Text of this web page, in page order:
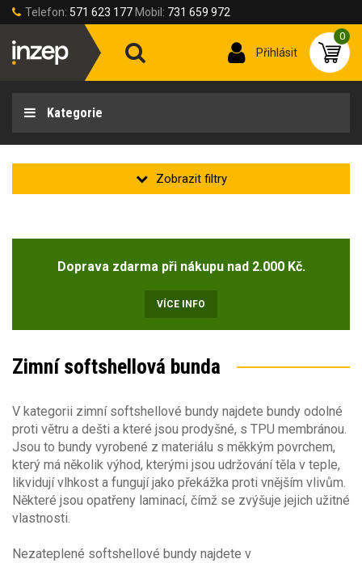
Telefon: 571 623 177 Mobil: 731 659 972
Přihlásit
0
Kategorie
Doprava zdarma při nákupu nad 2.000 Kč.
VÍCE INFO
Zimní softshellová bunda
V kategorii zimní softshellové bundy najdete bundy odolné
proti větru a dešti a které jsou prodyšné, s TPU membránou.
Jsou to bundy vyrobené z materiálu s měkkým povrchem,
který má několik výhod, kterými jsou udržování těla v teple,
likvidují vlhkost a fungují jako překážka proti vnějším vlivům.
Některé jsou opatřeny laminací, čímž se zvýšuje jejich užitné
vlastnosti.
Nezateplené softshellové bundy najdete v